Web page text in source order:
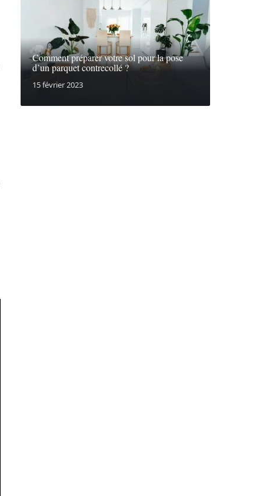
Comment préparer votre sol pour la pose
d’un parquet contrecollé ?
15 février 2023